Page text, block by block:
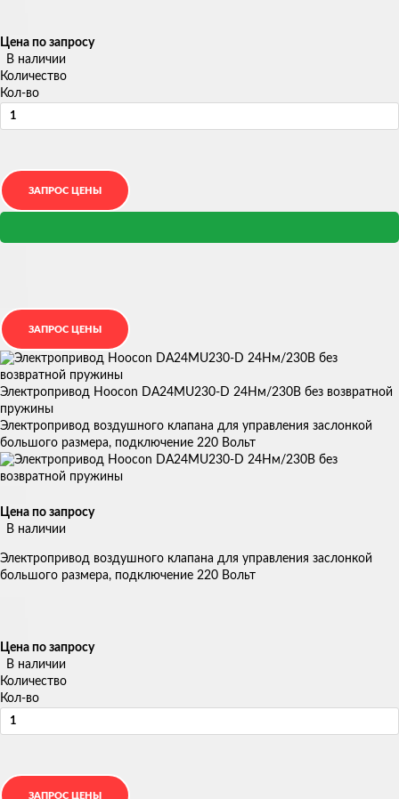
Цена по запросу
В наличии
Количество
Кол-во
Электропривод Hoocon DA24MU230-D 24Нм/230В без возвратной
пружины
Электропривод воздушного клапана для управления заслонкой
большого размера, подключение 220 Вольт
Цена по запросу
В наличии
Электропривод воздушного клапана для управления заслонкой
большого размера, подключение 220 Вольт
Цена по запросу
В наличии
Количество
Кол-во